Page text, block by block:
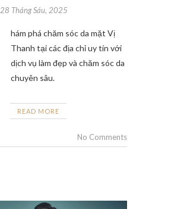
28 Tháng Sáu, 2025
Thanh tại các địa chỉ uy tín với
dịch vụ làm đẹp và chăm sóc da
chuyên sâu.
READ MORE
No Comments